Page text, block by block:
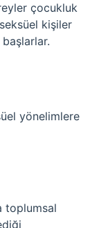
çocukluk
kişiler
yönelimlere
toplumsal